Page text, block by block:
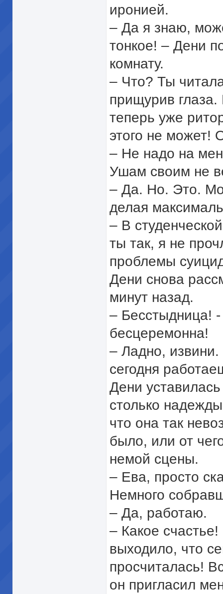
иронией.
– Да я знаю,
тонкое! – Дени
комнату.
– Что? Ты
прищурив
теперь уже
этого не может!
– Не надо на
Ушам своим не
– Да. Но. Это.
делая
– В
ты так, я не
проблемы
Дени снова
минут назад.
– Бесстыдница!
бесцеремонна!
– Ладно,
сегодня
Дени
столько
что она так
было, или от
немой сцены.
– Ева, просто
Немного
– Да, работаю.
– Какое
выходило, что
просчиталась!
он пригласил